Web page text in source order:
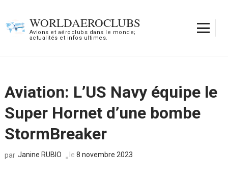
contenu
WORLDAEROCLUBS
Avions et aéroclubs dans le monde;
actualités et infos ultimes.
Aviation: L’US Navy équipe le
Super Hornet d’une bombe
StormBreaker
par Janine RUBIO le 8 novembre 2023